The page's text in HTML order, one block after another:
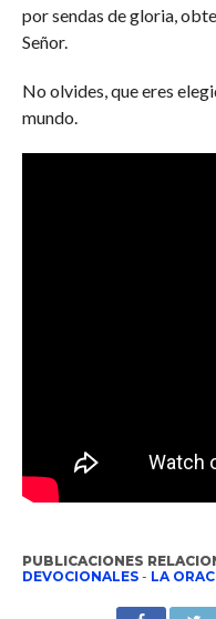
por sendas de gloria,
Señor.
No olvides, que eres
mundo.
PUBLICACIONES
DEVOCIONALES- LA